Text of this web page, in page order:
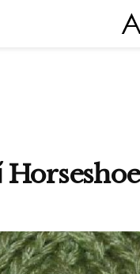
Horseshoe